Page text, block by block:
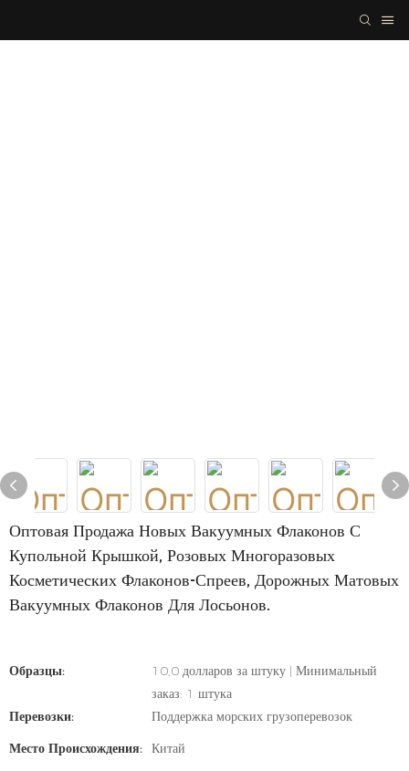
Оптовая Продажа Новых Вакуумных Флаконов С
Купольной Крышкой, Розовых Многоразовых
Косметических Флаконов-Спреев, Дорожных Матовых
Вакуумных Флаконов Для Лосьонов.
Образцы:
10,0 долларов за штуку | Минимальный
заказ: 1 штука
Перевозки:
Поддержка морских грузоперевозок
Место Происхождения: Китай